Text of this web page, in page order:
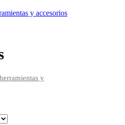
y accesorios
y